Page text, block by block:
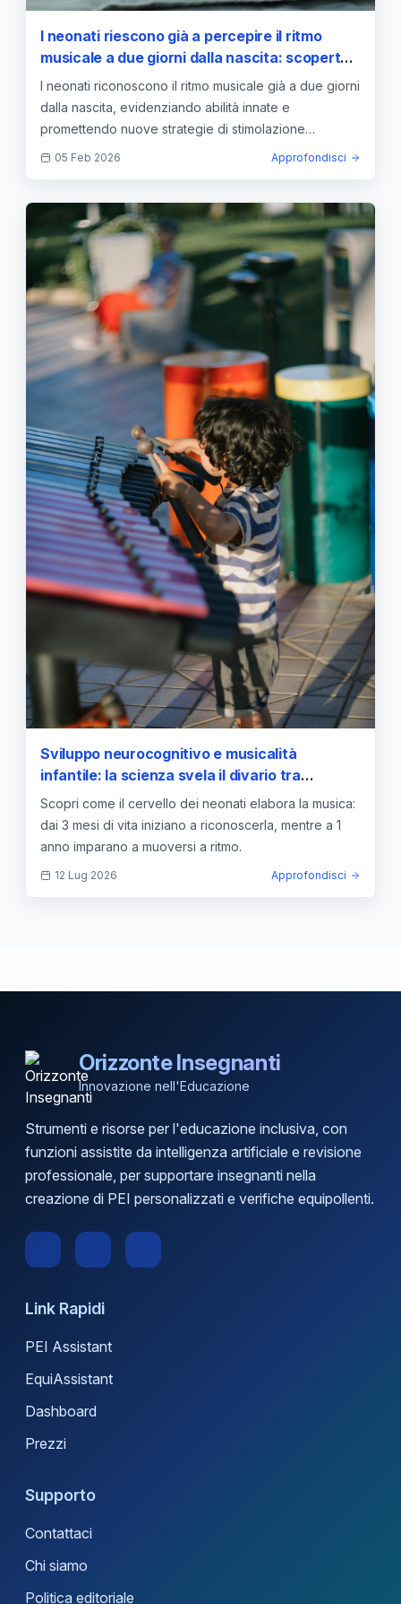
I neonati riescono già a percepire il ritmo
musicale a due giorni dalla nascita: scoperta
su Bach svela innate capacità nei neonati
I neonati riconoscono il ritmo musicale già a due giorni
dalla nascita, evidenziando abilità innate e
promettendo nuove strategie di stimolazione
precoce.
05 Feb 2026 Approfondisci
Sviluppo neurocognitivo e musicalità
infantile: la scienza svela il divario tra
percezione uditiva e risposta motoria
Scopri come il cervello dei neonati elabora la musica:
dai 3 mesi di vita iniziano a riconoscerla, mentre a 1
anno imparano a muoversi a ritmo.
12 Lug 2026 Approfondisci
Orizzonte Insegnanti
Innovazione nell'Educazione
Strumenti e risorse per l'educazione inclusiva, con
funzioni assistite da intelligenza artificiale e revisione
professionale, per supportare insegnanti nella
creazione di PEI personalizzati e verifiche equipollenti.
Link Rapidi
PEI Assistant
EquiAssistant
Dashboard
Prezzi
Supporto
Contattaci
Chi siamo
Politica editoriale